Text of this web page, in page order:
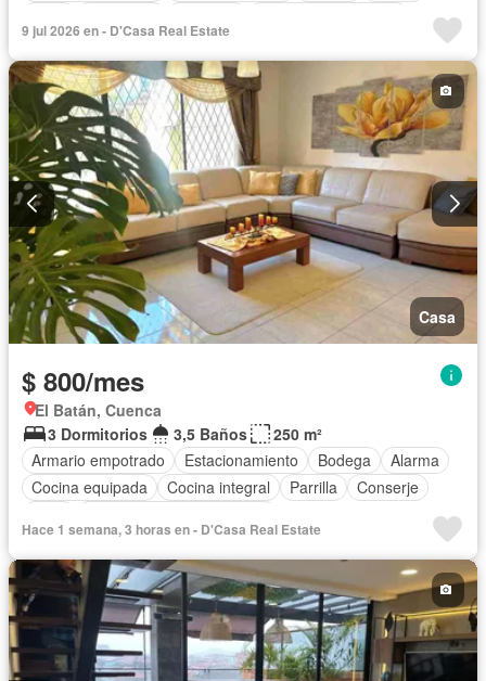
Sin amoblar
9 jul 2026 en - D'Casa Real Estate
Casa
$ 800/mes
El Batán, Cuenca
3 Dormitorios
3,5 Baños
250 m²
Armario empotrado
Estacionamiento Bodega
Alarma
Cocina equipada
Cocina integral Parrilla
Conserje
Hace 1 semana, 3 horas en - D'Casa Real Estate